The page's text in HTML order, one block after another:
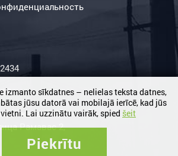
Кекавас нов.
Рамавас 2,
izmanto sīkdatnes – nelielas teksta datnes,
jūsu datorā vai mobilajā ierīcē, kad jūs
Lai uzzinātu vairāk, spied šeit
Piekrītu